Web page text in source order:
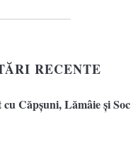
RECENTE
Căpșuni, Lămâie și Soc